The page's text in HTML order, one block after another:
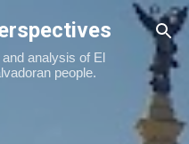
content
analysis of El
people.